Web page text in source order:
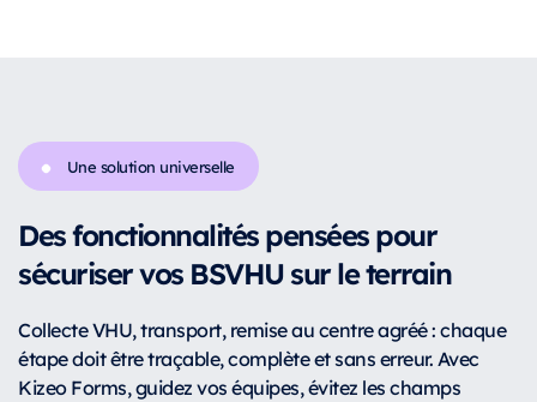
Une solution universelle
Des fonctionnalités pensées pour
sécuriser vos BSVHU sur le terrain
Collecte VHU, transport, remise au centre agréé : chaque
étape doit être traçable, complète et sans erreur. Avec
Kizeo Forms, guidez vos équipes, évitez les champs